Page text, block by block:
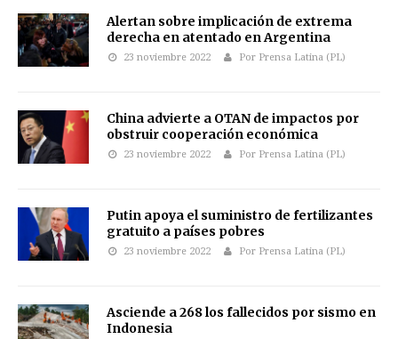
Alertan sobre implicación de extrema
derecha en atentado en Argentina
23 noviembre 2022 Por Prensa Latina (PL)
China advierte a OTAN de impactos por
obstruir cooperación económica
23 noviembre 2022 Por Prensa Latina (PL)
Putin apoya el suministro de fertilizantes
gratuito a países pobres
23 noviembre 2022 Por Prensa Latina (PL)
Asciende a 268 los fallecidos por sismo en
Indonesia